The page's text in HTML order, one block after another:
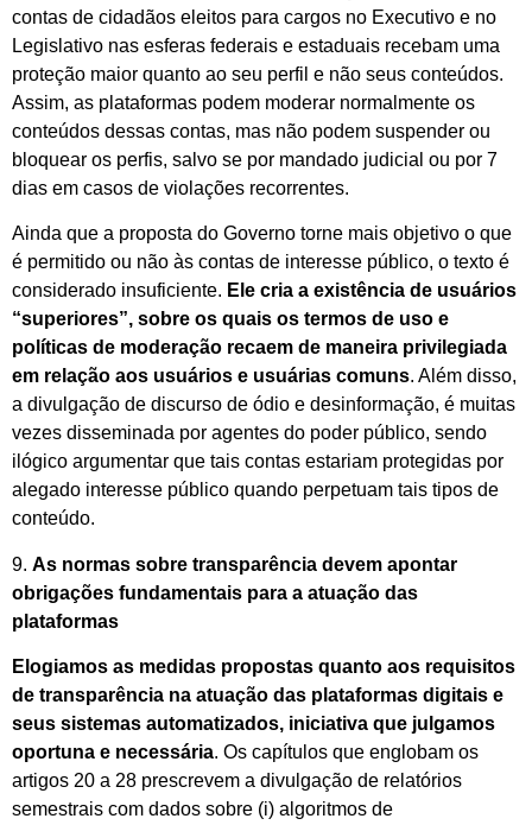
contas de cidadãos eleitos para cargos no Executivo e no
Legislativo nas esferas federais e estaduais recebam uma
proteção maior quanto ao seu perfil e não seus conteúdos.
Assim, as plataformas podem moderar normalmente os
conteúdos dessas contas, mas não podem suspender ou
bloquear os perfis, salvo se por mandado judicial ou por 7
dias em casos de violações recorrentes.
Ainda que a proposta do Governo torne mais objetivo o que
é permitido ou não às contas de interesse público, o texto é
considerado insuficiente. Ele cria a existência de usuários
“superiores”, sobre os quais os termos de uso e
políticas de moderação recaem de maneira privilegiada
em relação aos usuários e usuárias comuns. Além disso,
a divulgação de discurso de ódio e desinformação, é muitas
vezes disseminada por agentes do poder público, sendo
ilógico argumentar que tais contas estariam protegidas por
alegado interesse público quando perpetuam tais tipos de
conteúdo.
9. As normas sobre transparência devem apontar
obrigações fundamentais para a atuação das
plataformas
Elogiamos as medidas propostas quanto aos requisitos
de transparência na atuação das plataformas digitais e
seus sistemas automatizados, iniciativa que julgamos
oportuna e necessária. Os capítulos que englobam os
artigos 20 a 28 prescrevem a divulgação de relatórios
semestrais com dados sobre (i) algoritmos de